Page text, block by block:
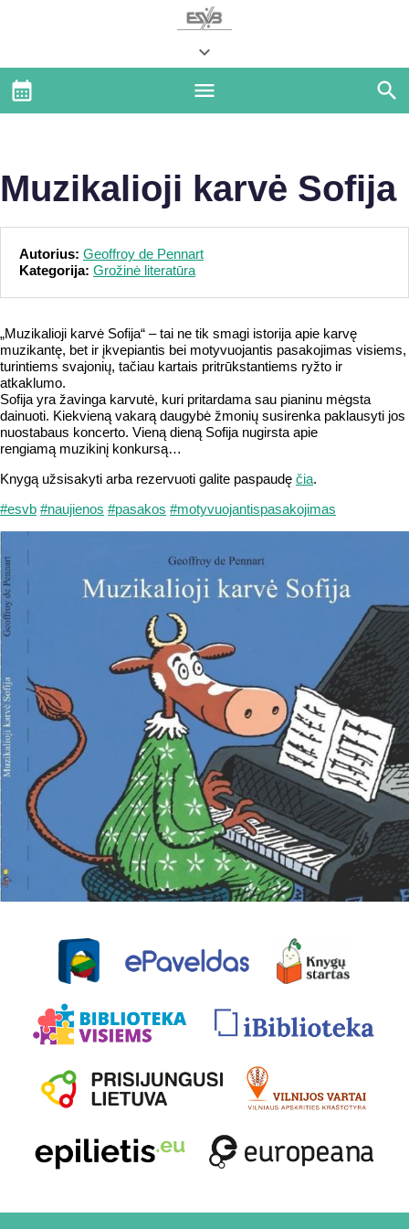
Muzikalioji karvė Sofija
Autorius: Geoffroy de Pennart
Kategorija: Grožinė literatūra
„Muzikalioji karvė Sofija“ – tai ne tik smagi istorija apie karvę
muzikantę, bet ir įkvepiantis bei motyvuojantis pasakojimas visiems,
turintiems svajonių, tačiau kartais pritrūkstantiems ryžto ir
atkaklumo.
Sofija yra žavinga karvutė, kuri pritardama sau pianinu mėgsta
dainuoti. Kiekvieną vakarą daugybė žmonių susirenka paklausyti jos
nuostabaus koncerto. Vieną dieną Sofija nugirsta apie
rengiamą muzikinį konkursą…
Knygą užsisakyti arba rezervuoti galite paspaudę čia.
#esvb #naujienos #pasakos #motyvuojantispasakojimas